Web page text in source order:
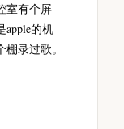
室有个屏
apple的机
录过歌。